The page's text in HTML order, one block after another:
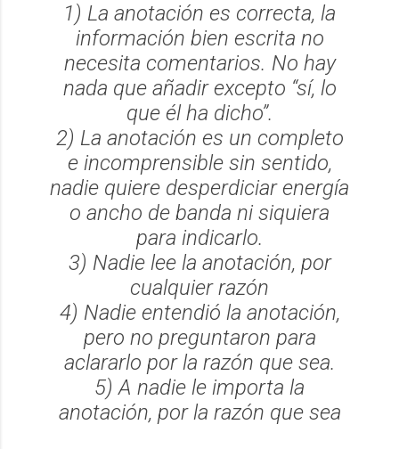
1) La anotación es correcta, la
información bien escrita no
necesita comentarios. No hay
nada que añadir excepto “sí, lo
que él ha dicho”.
2) La anotación es un completo
e incomprensible sin sentido,
nadie quiere desperdiciar energía
o ancho de banda ni siquiera
para indicarlo.
3) Nadie lee la anotación, por
cualquier razón
4) Nadie entendió la anotación,
pero no preguntaron para
aclararlo por la razón que sea.
5) A nadie le importa la
anotación, por la razón que sea